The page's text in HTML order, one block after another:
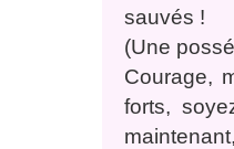
sauvés !
(Une
Courage,
forts,